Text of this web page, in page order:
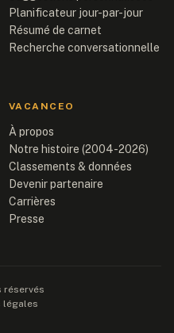
Planificateur jour-par-jour
Résumé de carnet
Recherche conversationnelle
VACANCEO
À propos
Notre histoire (2004-2026)
Classements & données
Devenir partenaire
Carrières
Presse
réservés
légales